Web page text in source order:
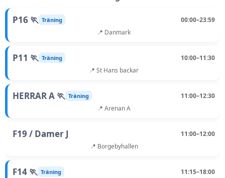
P16 🏃 Träning
00:00–23:59
📍 Danmark
P11 🏃 Träning
10:00–11:30
📍 St Hans backar
HERRAR A 🏃 Träning
11:00–12:30
📍 Arenan A
F19 / Damer J
11:00–12:00
📍 Borgebyhallen
F14 🏃 Träning
11:15–18:00